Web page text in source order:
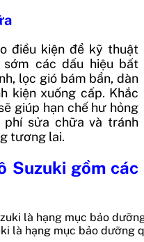
điều kiện để kỹ thuật
các dấu hiệu bất
lọc gió bám bẩn, dàn
kiện xuống cấp. Khắc
giúp hạn chế hư hỏng
sửa chữa và tránh
tương lai.
Suzuki gồm các
là hạng mục bảo dưỡng